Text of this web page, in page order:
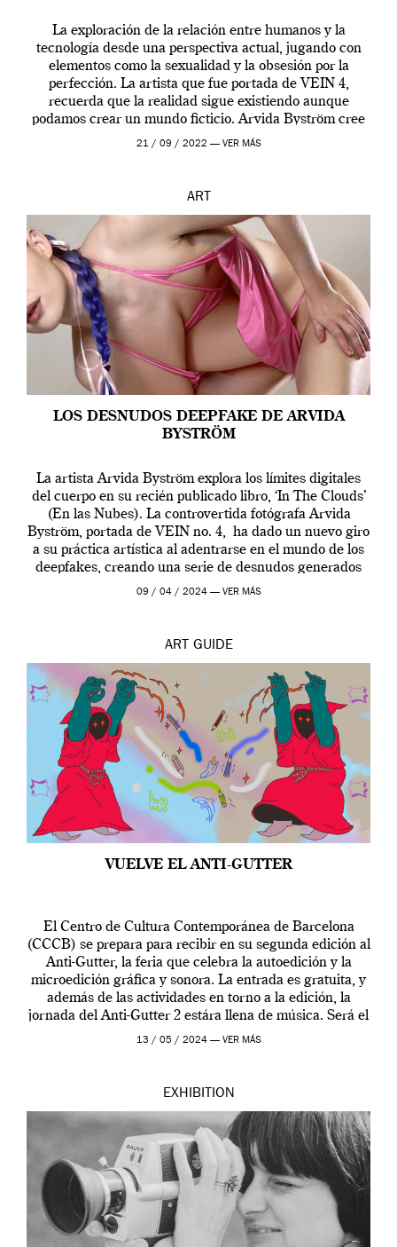
La exploración de la relación entre humanos y la
tecnología desde una perspectiva actual, jugando con
elementos como la sexualidad y la obsesión por la
perfección. La artista que fue portada de VEIN 4,
recuerda que la realidad sigue existiendo aunque
podamos crear un mundo ficticio. Arvida Byström cree
que los humanos tienen un complejo […]
21 / 09 / 2022 — VER MÁS
ART
LOS DESNUDOS DEEPFAKE DE ARVIDA
BYSTRÖM
La artista Arvida Byström explora los límites digitales
del cuerpo en su recién publicado libro, ‘In The Clouds’
(En las Nubes). La controvertida fotógrafa Arvida
Byström, portada de VEIN no. 4, ha dado un nuevo giro
a su práctica artística al adentrarse en el mundo de los
deepfakes, creando una serie de desnudos generados
por […]
09 / 04 / 2024 — VER MÁS
ART GUIDE
VUELVE EL ANTI-GUTTER
El Centro de Cultura Contemporánea de Barcelona
(CCCB) se prepara para recibir en su segunda edición al
Anti-Gutter, la feria que celebra la autoedición y la
microedición gráfica y sonora. La entrada es gratuita, y
además de las actividades en torno a la edición, la
jornada del Anti-Gutter 2 estára llena de música. Será el
[…]
13 / 05 / 2024 — VER MÁS
EXHIBITION